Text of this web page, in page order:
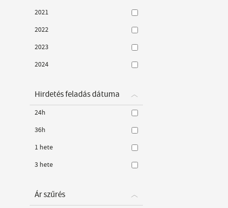
2021
2022
2023
2024
Hirdetés feladás dátuma
24h
36h
1 hete
3 hete
Ár szűrés